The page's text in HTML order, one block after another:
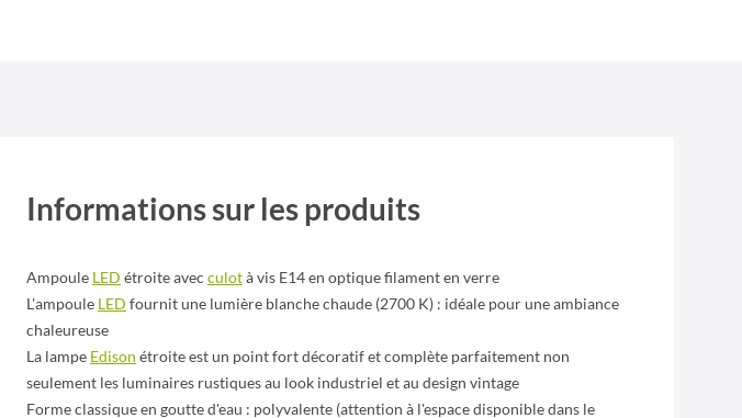
Informations sur les produits
Ampoule LED étroite avec culotà vis E14 en optique filament en verre
L'ampoule LED fournit une lumière blanche chaude (2700 K) : idéale pour une ambiance
chaleureuse
La lampe Edison étroite est un point fort décoratif et complète parfaitement non
seulement les luminaires rustiques au look industriel et au design vintage
Forme classique en goutte d'eau : polyvalente (attention à l'espace disponible dans le